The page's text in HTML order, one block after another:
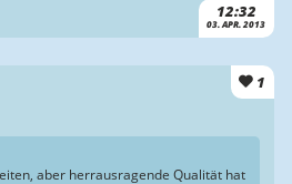
12:32
03. APR. 2013
1
aber herrausragende Qualität hat